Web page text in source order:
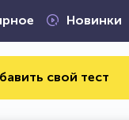
Новинки
свой тест